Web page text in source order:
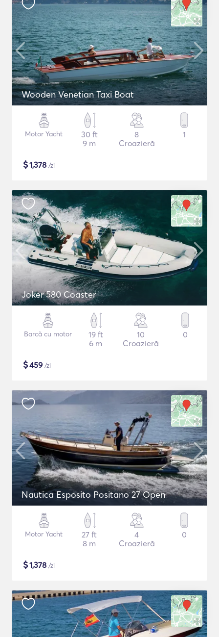
Wooden Venetian Taxi Boat
Motor Yacht
30 ft
9 m
8
Croazieră
1
$1,378 /zi
Joker 580 Coaster
Barcă cu motor
19 ft
6 m
10
Croazieră
0
$459 /zi
Nautica Esposito Positano 27 Open
Motor Yacht
27 ft
8 m
4
Croazieră
0
$1,378 /zi